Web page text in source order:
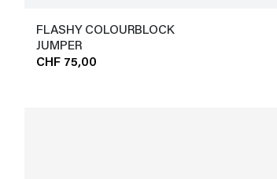
FLASHY COLOURBLOCK
JUMPER
CHF 75,00